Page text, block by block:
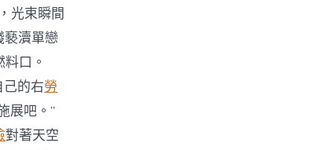
光束瞬間
瀆單戀
口。
的右勞
展吧。”
對著天空